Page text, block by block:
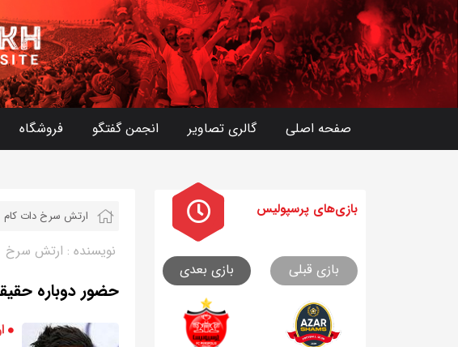
صفحه اصلی گالری تصاویر انجمن گفتگو فروشگاه
ارتش سرخ دات کام
نویسنده : ارتش سرخ
حضور دوباره
بازی های پرسپولیس
بازی قبلی بازی بعدی